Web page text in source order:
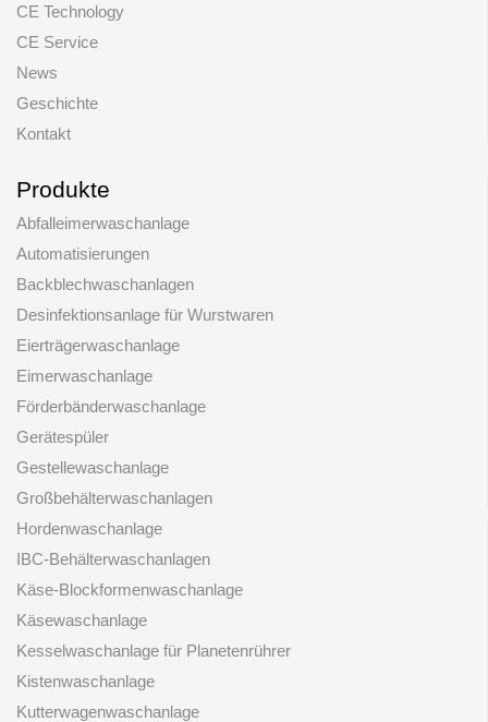
CE Technology
CE Service
News
Geschichte
Kontakt
Produkte
Abfalleimerwaschanlage
Automatisierungen
Backblechwaschanlagen
Desinfektionsanlage für Wurstwaren
Eierträgerwaschanlage
Eimerwaschanlage
Förderbänderwaschanlage
Gerätespüler
Gestellewaschanlage
Großbehälterwaschanlagen
Hordenwaschanlage
IBC-Behälterwaschanlagen
Käse-Blockformenwaschanlage
Käsewaschanlage
Kesselwaschanlage für Planetenrührer
Kistenwaschanlage
Kutterwagenwaschanlage